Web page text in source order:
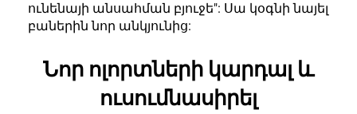
ունենայի անսահման բյուջե": Սա կօգնի նայել
բաներին նոր անկյունից:
Նոր ոլորտների կարդալ և
ուսումնասիրել